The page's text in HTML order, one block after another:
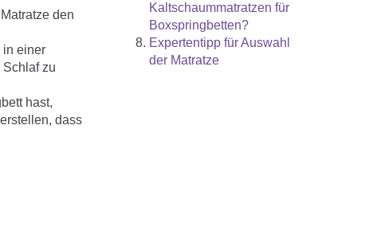
den
in einer
zu
hast,
dass
Kaltschaummatratzen für
Boxspringbetten?
Expertentipp für Auswahl
der Matratze